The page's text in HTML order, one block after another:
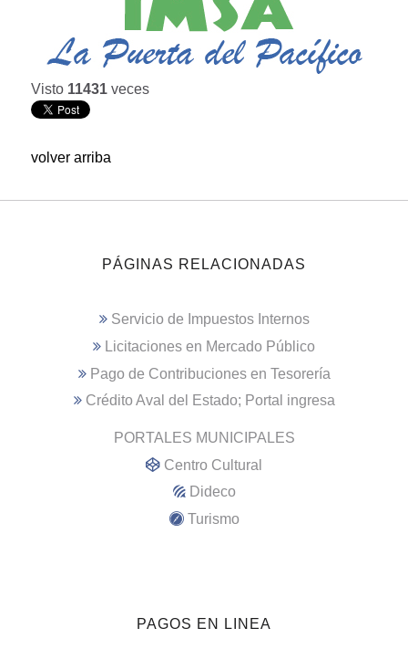
Visto 11431 veces
volver arriba
PÁGINAS RELACIONADAS
Servicio de Impuestos Internos
Licitaciones en Mercado Público
Pago de Contribuciones en Tesorería
Crédito Aval del Estado; Portal ingresa
PORTALES MUNICIPALES
Centro Cultural
Dideco
Turismo
PAGOS EN LINEA